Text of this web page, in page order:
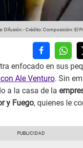
Difusión -Crédito: Composición: El
enfocado en sus
Ale Venturo. Sin
a la casa de la
y Fuego, quienes le